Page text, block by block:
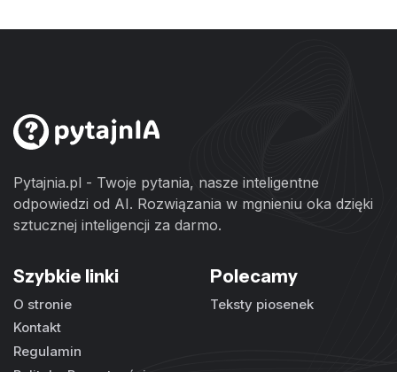
Pytajnia.pl - Twoje pytania, nasze inteligentne
odpowiedzi od AI. Rozwiązania w mgnieniu oka dzięki
sztucznej inteligencji za darmo.
Szybkie linki
O stronie
Kontakt
Regulamin
Polecamy
Teksty piosenek